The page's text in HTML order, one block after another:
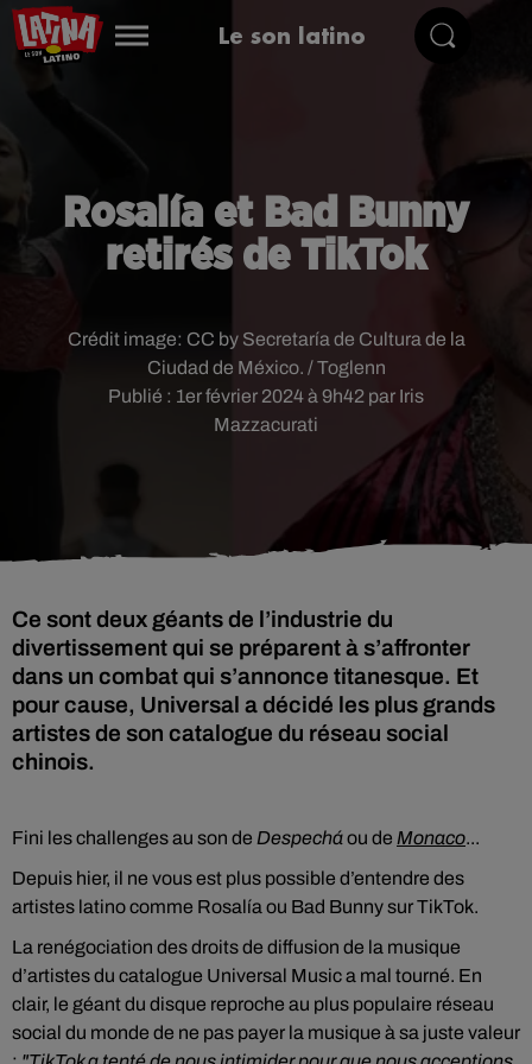
Le son latino
Rosalía et Bad Bunny
retirés de TikTok
Publié : 1er février 2024 à 9h42 par Iris
Mazzacurati
Crédit image: CC by Secretaría de Cultura de la
Ciudad de México. / Toglenn
Ce sont deux géants de l’industrie du
divertissement qui se préparent à s’affronter
dans un combat qui s’annonce titanesque. Et
pour cause, Universal a décidé les plus grands
artistes de son catalogue du réseau social
chinois.
Fini les challenges au son de Despecháou de Monaco...
Depuis hier, il ne vous est plus possible d’entendre des
artistes latino comme Rosalía ou Bad Bunny sur TikTok.
La renégociation des droits de diffusion de la musique
d’artistes du catalogue Universal Music a mal tourné. En
clair, le géant du disque reproche au plus populaire réseau
social du monde de ne pas payer la musique à sa juste valeur